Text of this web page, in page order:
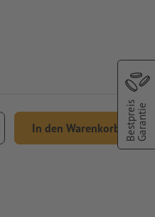
In den Warenkorb BestpreisGarantie